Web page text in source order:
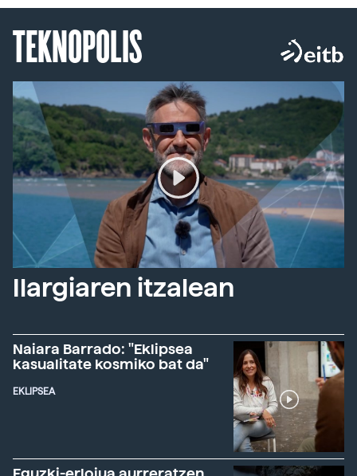
TEKNOPOLIS
Ilargiaren itzalean
Naiara Barrado: "Eklipsea
kasualitate kosmiko bat da"
EKLIPSEA